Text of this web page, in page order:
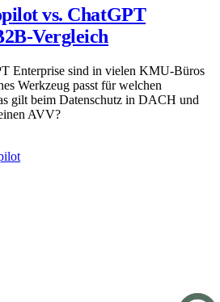
vs. ChatGPT
Vergleich
Enterprise sind in vielen KMU-Büros
Werkzeug passt für welchen
gilt beim Datenschutz in DACH und
AVV?